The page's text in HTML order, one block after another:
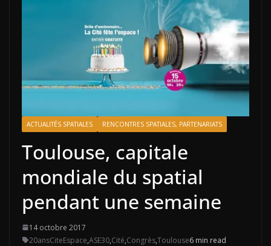
ACTUALITÉS SPATIALES RENCONTRES SPATIALES, PARTENARIATS
Toulouse, capitale
mondiale du spatial
pendant une semaine
14 octobre 2017
20ansCiteEspace,ASE30,Cité,Congrès,Toulouse6 min read